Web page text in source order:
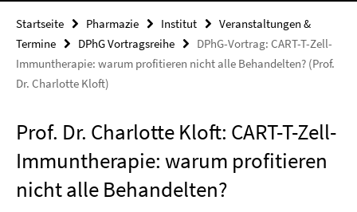
Startseite Pharmazie Institut
Veranstaltungen &
Termine
DPhG Vortragsreihe
DPhG-Vortrag: CART-T-Zell-
Immuntherapie: warum profitieren nicht alle Behandelten? (Prof.
Dr. Charlotte Kloft)
Prof. Dr. Charlotte Kloft: CART-T-Zell-
Immuntherapie: warum profitieren
nicht alle Behandelten?